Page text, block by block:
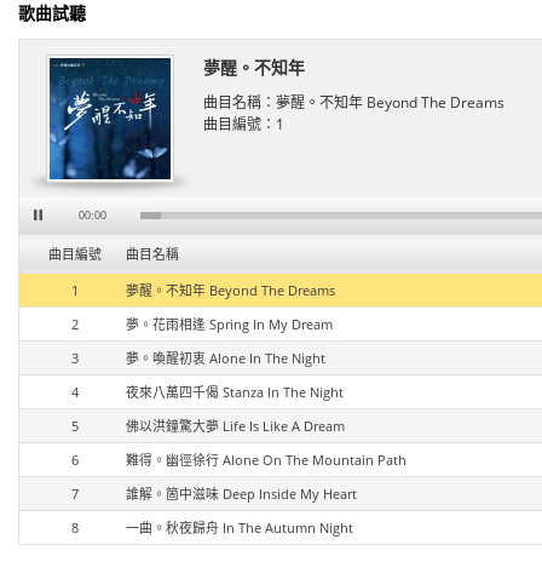
歌曲試聽
夢醒。不知年
曲目名稱： 夢醒。不知年 Beyond The Dreams
曲目編號： 1
00:00
曲目編號
曲目名稱
1
夢醒。不知年 Beyond The Dreams
2
夢。花雨相逢 Spring In My Dream
3
夢。喚醒初衷 Alone In The Night
4
夜來八萬四千偈 Stanza In The Night
5
佛以洪鐘驚大夢 Life Is Like A Dream
6
難得。幽徑徐行 Alone On The Mountain Path
7
誰解。箇中滋味 Deep Inside My Heart
8
一曲。秋夜歸舟 In The Autumn Night